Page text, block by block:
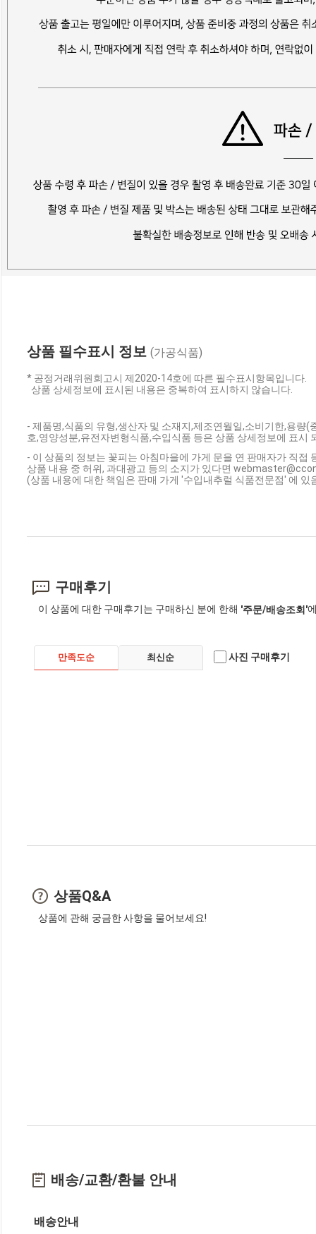
상품 필수표시 정보 (가공식품)
* 공정거래위원회고시 제2020-14호에 따른 필수표시항목입니다.
상품 상세정보에 표시된 내용은 중복하여 표시하지 않습니다.
- 제품명,식품의 유형,생산자 및 소재지,제조연월일,소비기한,용량
호,영양성분,유전자변형식품,수입식품 등은 상품 상세정보에 표시
- 이 상품의 정보는 꽃피는 아침마을에 가게 문을 연 판매자가 직접
상품 내용 중 허위, 과대광고 등의 소지가 있다면
(상품 내용에 대한 책임은 판매 가게 '수입내추럴 식품전문점' 에 있
구매후기
이 상품에 대한 구매후기는 구매하신 분에 한해 '주문/배송조회'
만족도순 최신순 사진 구매후기
상품Q&A
상품에 관해 궁금한 사항을 물어보세요!
배송/교환/환불 안내
배송안내